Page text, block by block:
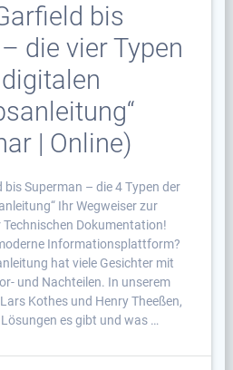
bis
die vier Typen
| Online)
bis Superman – die 4 Typen der
Ihr Wegweiser zur
Dokumentation!
Informationsplattform?
hat viele Gesichter mit
und Nachteilen. In unserem
Kothes und Henry Theeßen,
es gibt und was …